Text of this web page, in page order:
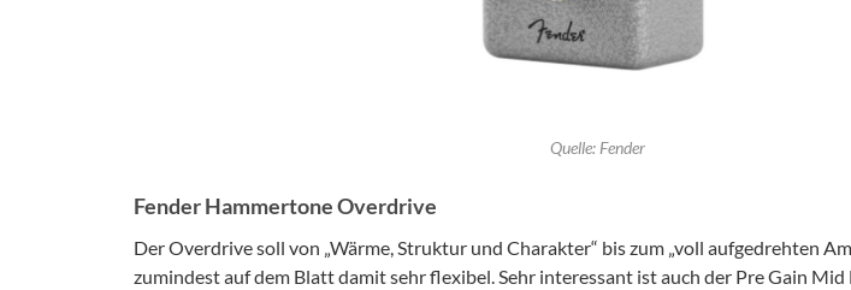
Quelle: Fender
Fender Hammertone Overdrive
Der Overdrive soll von „Wärme, Struktur und Charakter“ bis zum „voll aufgedrehten
zumindest auf dem Blatt damit sehr flexibel. Sehr interessant ist auch der Pre Gain Mid